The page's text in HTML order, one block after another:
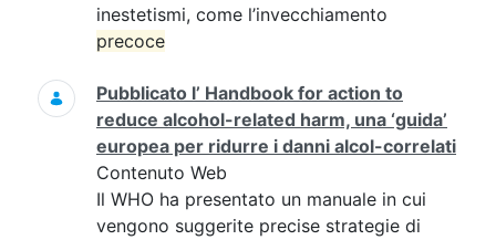
inestetismi, come l’invecchiamento
precoce
Pubblicato l’ Handbook for action to
reduce alcohol-related harm, una ‘guida’
europea per ridurre i danni alcol-correlati
Contenuto Web
Il WHO ha presentato un manuale in cui
vengono suggerite precise strategie di